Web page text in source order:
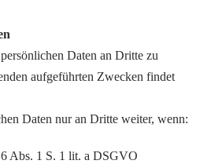
Daten an Dritte zu
aufgeführten Zwecken findet
Daten nur an Dritte weiter, wenn:
Abs. 1 S. 1 lit. a DSGVO